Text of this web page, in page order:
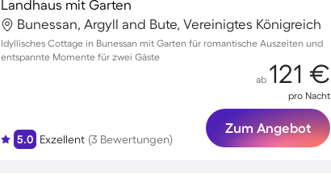
Landhaus mit Garten
Bunessan, Argyll and Bute, Vereinigtes Königreich
Idyllisches Cottage in Bunessan mit Garten für romantische Auszeiten und
entspannte Momente für zwei Gäste
5.0 Exzellent (3 Bewertungen)
ab 121 €
pro Nacht
Zum Angebot